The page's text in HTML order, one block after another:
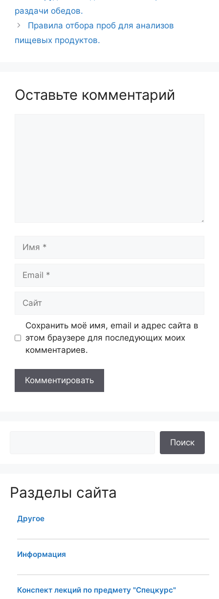
записи
раздачи обедов.
Правила отбора проб для анализов
пищевых продуктов.
Оставьте комментарий
Имя
Email
Сайт
Сохранить моё имя, email и адрес сайта в
этом браузере для последующих моих
комментариев.
Поиск
Разделы сайта
Другое
Информация
Конспект лекций по предмету "Спецкурс"